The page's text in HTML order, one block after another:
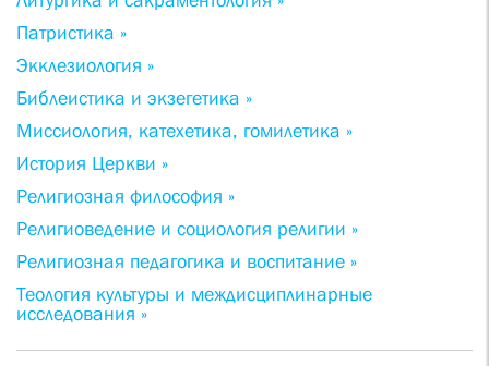
Патристика »
Экклезиология »
Библеистика и экзегетика »
Миссиология, катехетика, гомилетика »
История Церкви »
Религиозная философия »
Религиоведение и социология религии »
Религиозная педагогика и воспитание »
Теология культуры и междисциплинарные
исследования »